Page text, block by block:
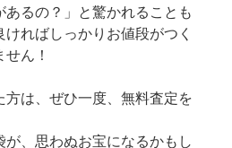
あるの？」と驚かれることも
ればしっかりお値段がつく
ん！
方は、ぜひ一度、無料査定を
、思わぬお宝になるかもし